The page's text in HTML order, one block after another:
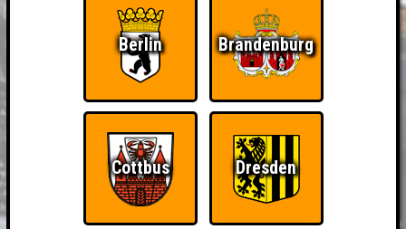
Berlin Brandenburg
Cottbus Dresden